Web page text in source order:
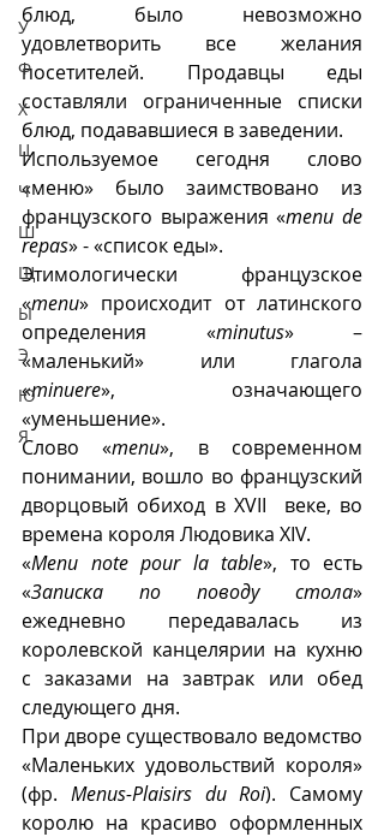
У
Ф
Х
Ц
Ч
Ш
Щ
Ы
Э
Ю
Я
блюд, было невозможно
удовлетворить все желания
посетителей. Продавцы еды
составляли ограниченные списки
блюд, подававшиеся в заведении.
Используемое сегодня слово
«меню» было заимствовано из
французского выражения «menu de
repas» - «список еды».
Этимологически французское
«menu» происходит от латинского
определения «minutus» –
«маленький» или глагола
«minuere», означающего
«уменьшение».
Слово «menu», в современном
понимании, вошло во французский
дворцовый обиход в XVII  веке, во
времена короля Людовика XIV.
«Menu note pour la table», то есть
«Записка по поводу стола»
ежедневно передавалась из
королевской канцелярии на кухню
с заказами на завтрак или обед
следующего дня.
При дворе существовало ведомство
«Маленьких удовольствий короля»
(фр. Menus-Plaisirs du Roi). Самому
королю на красиво оформленных